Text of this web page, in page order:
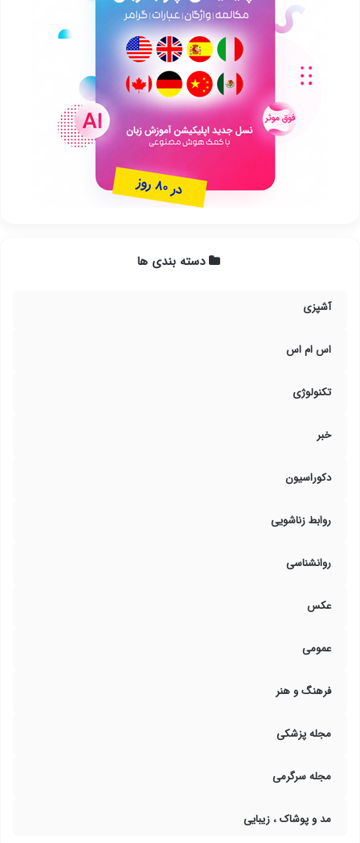
دسته بندی ها
آشپزی
اس ام اس
تکنولوژی
خبر
دکوراسیون
روابط زناشویی
روانشناسی
عکس
عمومی
فرهنگ و هنر
مجله پزشکی
مجله سرگرمی
مد و پوشاک ، زیبایی